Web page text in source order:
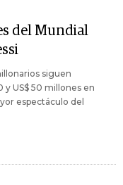
del Mundial
siguen
y US$ 50 millones en
espectáculo del